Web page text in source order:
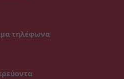
τηλέφωνα